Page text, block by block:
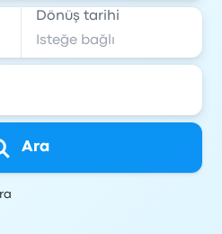
Dönüş tarihi
Ara